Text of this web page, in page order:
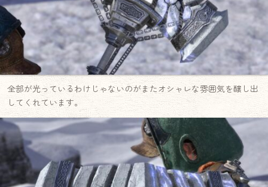
全部が光っているわけじゃないのがまたオシャレな雰囲気を醸し出
してくれています。